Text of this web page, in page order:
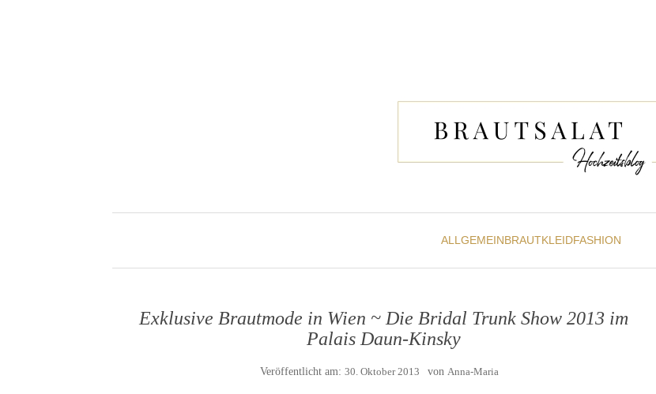
ALLGEMEINBRAUTKLEIDFASHION
Exklusive Brautmode in Wien ~ Die Bridal Trunk Show 2013 im
Palais Daun-Kinsky
Veröffentlicht am:30. Oktober 2013 vonAnna-Maria